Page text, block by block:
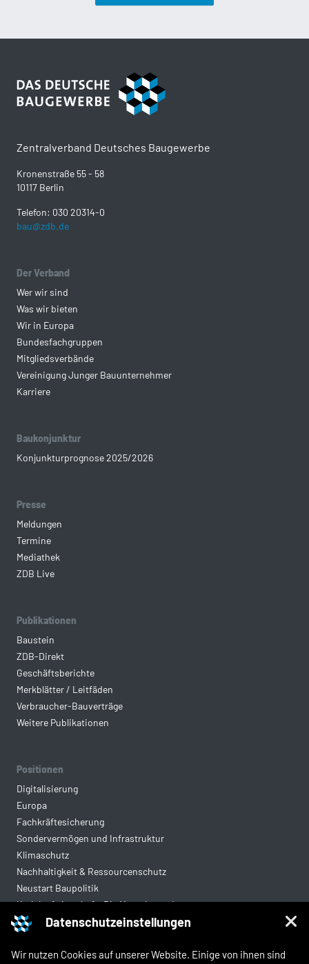
Datenschutzeinstellungen
Wir nutzen Cookies auf unserer Website. Einige von ihnen sind
Zentralverband Deutsches Baugewerbe
Kronenstraße 55 - 58
10117 Berlin
Telefon: 030 20314-0
bau@zdb.de
Der Verband
Wer wir sind
Was wir bieten
Wir in Europa
Bundesfachgruppen
Mitgliedsverbände
Vereinigung Junger Bauunternehmer
Karriere
Baukonjunktur
Konjunkturprognose 2025/2026
Presse
Meldungen
Termine
Mediathek
ZDB Live
Publikationen
Baustein
ZDB-Direkt
Geschäftsberichte
Merkblätter / Leitfäden
Verbraucher-Bauverträge
Weitere Publikationen
Positionen
Digitalisierung
Europa
Fachkräftesicherung
Sondervermögen und Infrastruktur
Klimaschutz
Nachhaltigkeit & Ressourcenschutz
Neustart Baupolitik
Kreislaufwirtschaft: Die Mantelverordnung
Mittelstandsgerechte Vergabe